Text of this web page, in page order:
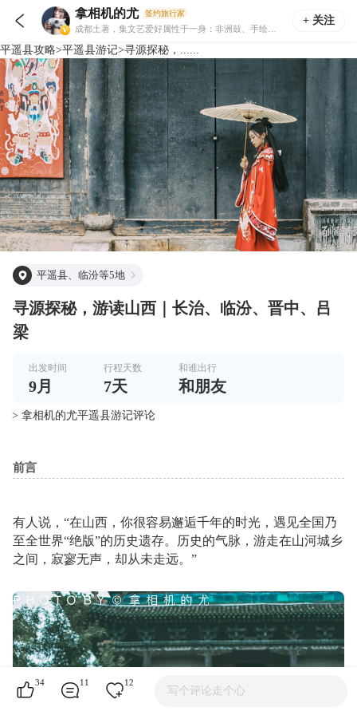
 拿相机的尤 签约旅行家
+ 关注
平遥县攻略>平遥县游记>寻源探秘，......
平遥县、临汾等5地
寻源探秘，游读山西｜长治、临汾、晋中、吕
梁
出发时间
9月
行程天数
7天
和谁出行
和朋友
> 拿相机的尤平遥县游记评论
前言
有人说，“在山西，你很容易邂逅千年的时光，遇见全国乃
至全世界“绝版”的历史遗存。历史的气脉，游走在山河城乡
之间，寂寥无声，却从未走远。”
34 11 12
写个评论走个心